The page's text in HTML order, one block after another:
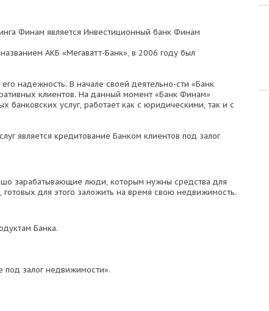
Финам является Инвестиционный банк Финам
АКБ «Мегаватт-Банк», в 2006 году был
надежность. В начале своей деятельно-сти «Банк
клиентов. На данный момент «Банк Финам»
банковских услуг, работает как с юридическими, так и с
является кредитование Банком клиентов под залог
зарабатывающие люди, которым нужны средства для
для этого заложить на время свою недвижимость.
Банка.
под залог недвижимости».